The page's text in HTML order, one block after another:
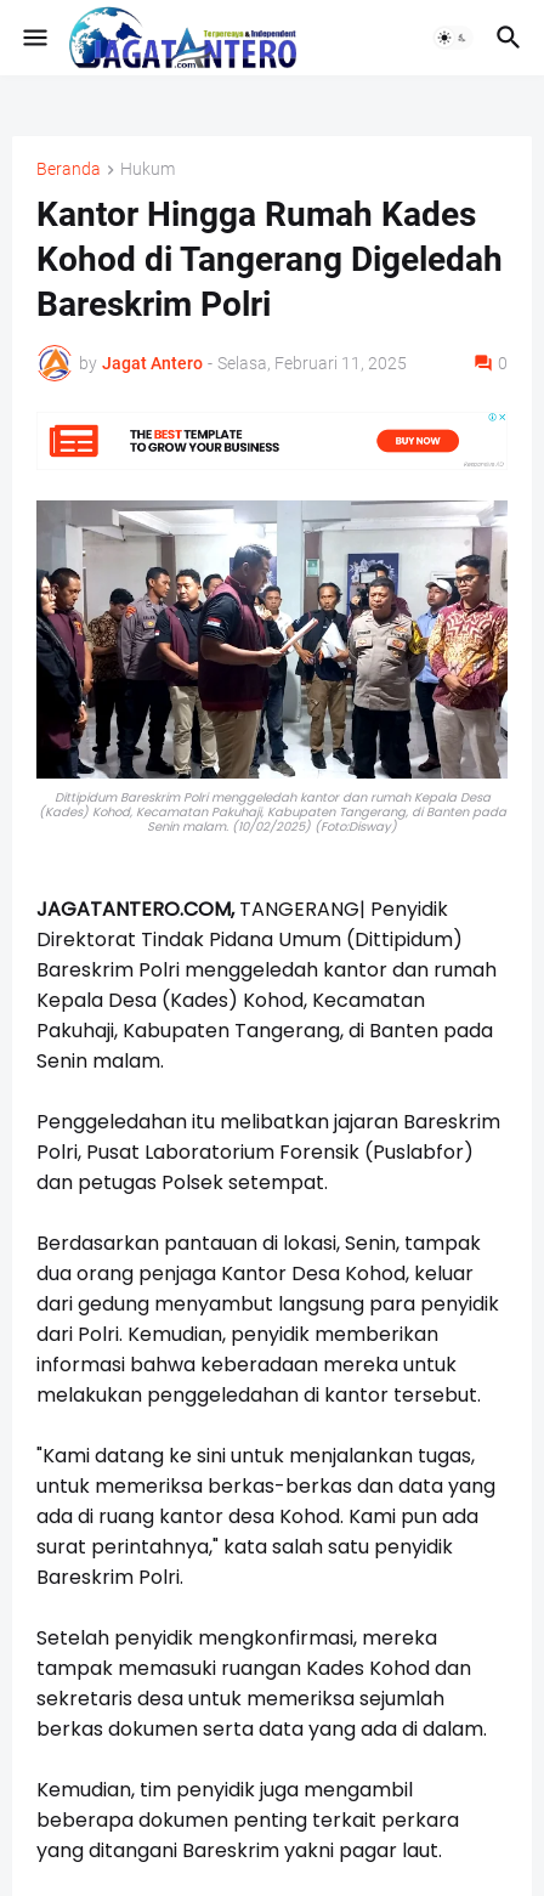
Beranda Hukum
Kantor Hingga Rumah Kades
Kohod di Tangerang Digeledah
Bareskrim Polri
by Jagat Antero - Selasa, Februari 11, 2025 0
Dittipidum Bareskrim Polri menggeledah kantor dan rumah Kepala Desa
(Kades) Kohod, Kecamatan Pakuhaji, Kabupaten Tangerang, di Banten pada
Senin malam. (10/02/2025) (Foto:Disway)
JAGATANTERO.COM,TANGERANG| Penyidik
Direktorat Tindak Pidana Umum (Dittipidum)
Bareskrim Polri menggeledah kantor dan rumah
Kepala Desa (Kades) Kohod, Kecamatan
Pakuhaji, Kabupaten Tangerang, di Banten pada
Senin malam.
Penggeledahan itu melibatkan jajaran Bareskrim
Polri, Pusat Laboratorium Forensik (Puslabfor)
dan petugas Polsek setempat.
Berdasarkan pantauan di lokasi, Senin, tampak
dua orang penjaga Kantor Desa Kohod, keluar
dari gedung menyambut langsung para penyidik
dari Polri. Kemudian, penyidik memberikan
informasi bahwa keberadaan mereka untuk
melakukan penggeledahan di kantor tersebut.
"Kami datang ke sini untuk menjalankan tugas,
untuk memeriksa berkas-berkas dan data yang
ada di ruang kantor desa Kohod. Kami pun ada
surat perintahnya," kata salah satu penyidik
Bareskrim Polri.
Setelah penyidik mengkonfirmasi, mereka
tampak memasuki ruangan Kades Kohod dan
sekretaris desa untuk memeriksa sejumlah
berkas dokumen serta data yang ada di dalam.
Kemudian, tim penyidik juga mengambil
beberapa dokumen penting terkait perkara
yang ditangani Bareskrim yakni pagar laut.